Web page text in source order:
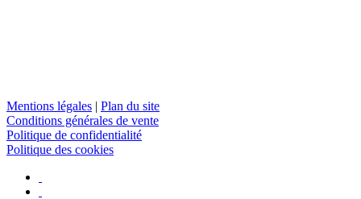
Mentions légales | Plan du site
Conditions générales de vente
Politique de confidentialité
Politique des cookies